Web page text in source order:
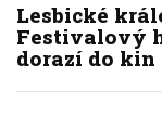
Lesbické
Festivalový
dorazí do kin